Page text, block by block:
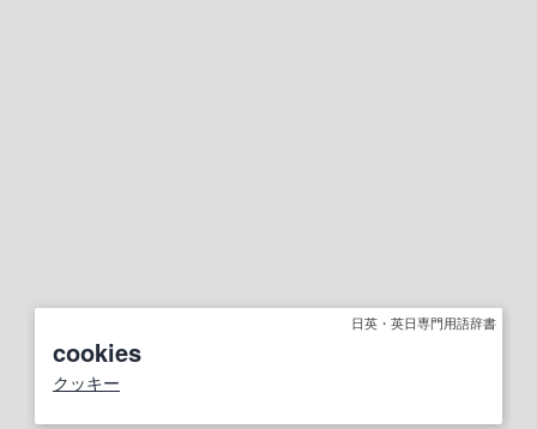
日英・英日専門用語辞書
cookies
クッキー